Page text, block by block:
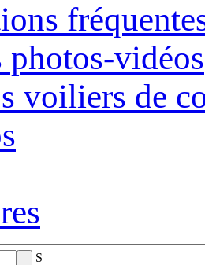
photos-vidéos
voiliers de
S